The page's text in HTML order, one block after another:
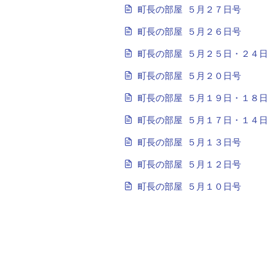
町長の部屋 ５月２７日号
町長の部屋 ５月２６日号
町長の部屋 ５月２５日・２４
町長の部屋 ５月２０日号
町長の部屋 ５月１９日・１８
町長の部屋 ５月１７日・１４
町長の部屋 ５月１３日号
町長の部屋 ５月１２日号
町長の部屋 ５月１０日号